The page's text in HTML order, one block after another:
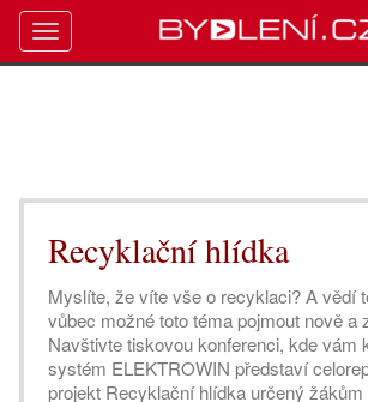
Recyklační hlídka
Myslíte, že víte vše o recyklaci? A vědí
vůbec možné toto téma pojmout nově a
Navštivte tiskovou konferenci, kde vám
systém ELEKTROWIN představí
projekt Recyklační hlídka určený
Toggle
navigation